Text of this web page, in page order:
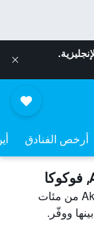
أرخص الفنادق
ابحث عن فنادق بجانب Akasaka Train Station من مئات